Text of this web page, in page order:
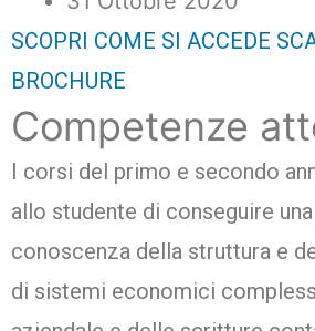
SCOPRI COME SI ACCEDE
BROCHURE
Competenze
I corsi del primo e secondo
allo studente di conseguire
conoscenza della struttura e
di sistemi economici